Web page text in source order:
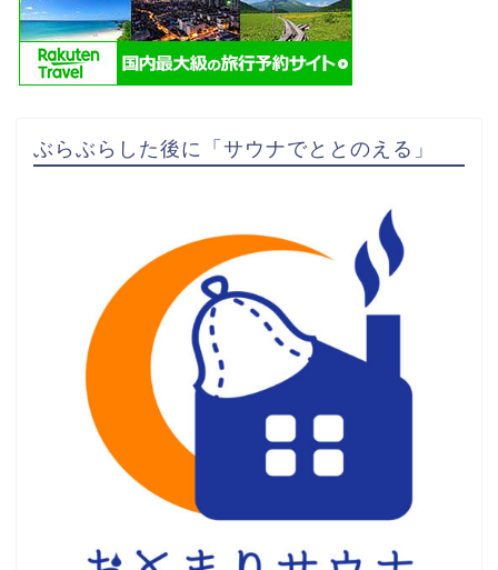
ぶらぶらした後に「サウナでととのえる」